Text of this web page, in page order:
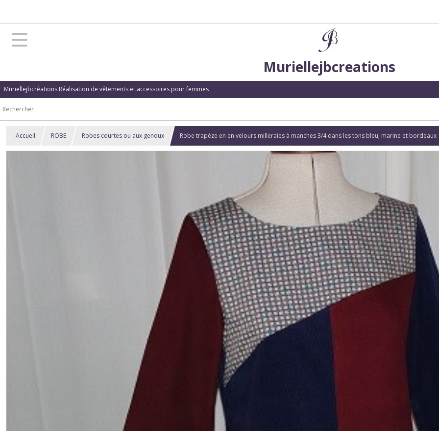
Muriellejbcreations
Muriellejbcréations Réalisation de vêtements et accessoires pour femmes
Accueil ROBE Robes courtes ou aux genoux Robe trapèze en en velours milleraies à manches 3/4 dans les tons bleu, marine et bordeaux